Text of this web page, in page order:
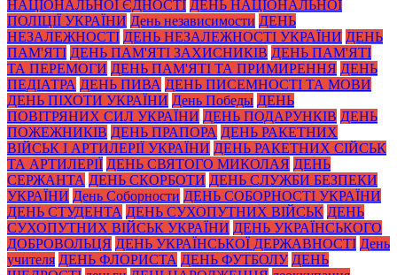
НАЦІОНАЛЬНОЇ ЄДНОСТІ ДЕНЬ НАЦІОНАЛЬНОЇ
ПОЛІЦІЇ УКРАЇНИ День независимости ДЕНЬ
НЕЗАЛЕЖНОСТІ ДЕНЬ НЕЗАЛЕЖНОСТІ УКРАЇНИ ДЕНЬ
ПАМ'ЯТІ ДЕНЬ ПАМ'ЯТІ ЗАХИСНИКІВ ДЕНЬ ПАМ'ЯТІ
ТА ПЕРЕМОГИ ДЕНЬ ПАМ'ЯТІ ТА ПРИМИРЕННЯ ДЕНЬ
ПЕДІАТРА ДЕНЬ ПИВА ДЕНЬ ПИСЕМНОСТІ ТА МОВИ
ДЕНЬ ПІХОТИ УКРАЇНИ День Победы ДЕНЬ
ПОВІТРЯНИХ СИЛ УКРАЇНИ ДЕНЬ ПОДАРУНКІВ ДЕНЬ
ПОЖЕЖНИКІВ ДЕНЬ ПРАПОРА ДЕНЬ РАКЕТНИХ
ВІЙСЬК І АРТИЛЕРІЇ УКРАЇНИ ДЕНЬ РАКЕТНИХ СІЙСЬК
ТА АРТИЛЕРІЇ ДЕНЬ СВЯТОГО МИКОЛАЯ ДЕНЬ
СЕРЖАНТА ДЕНЬ СКОРБОТИ ДЕНЬ СЛУЖБИ БЕЗПЕКИ
УКРАЇНИ День Соборности ДЕНЬ СОБОРНОСТІ УКРАЇНИ
ДЕНЬ СТУДЕНТА ДЕНЬ СУХОПУТНИХ ВІЙСЬК ДЕНЬ
СУХОПУТНИХ ВІЙСЬК УКРАЇНИ ДЕНЬ УКРАЇНСЬКОГО
ДОБРОВОЛЬЦЯ ДЕНЬ УКРАЇНСЬКОЇ ДЕРЖАВНОСТІ День
учителя ДЕНЬ ФЛОРИСТА ДЕНЬ ФУТБОЛУ ДЕНЬ